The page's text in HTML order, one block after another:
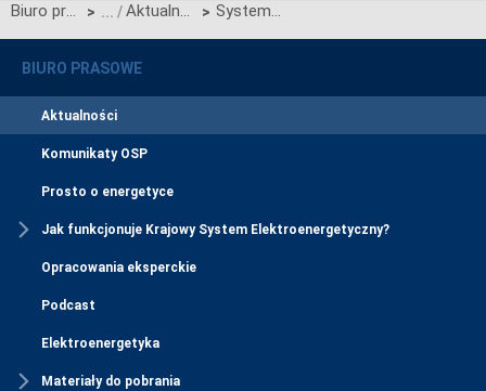
Biuro prasowe > Aktualności > Systemy informatyczne E.ON Polska kompatybilne z CSIRE
BIURO PRASOWE
Aktualności
Komunikaty OSP
Prosto o energetyce
Jak funkcjonuje Krajowy System Elektroenergetyczny?
Opracowania eksperckie
Podcast
Elektroenergetyka
Materiały do pobrania